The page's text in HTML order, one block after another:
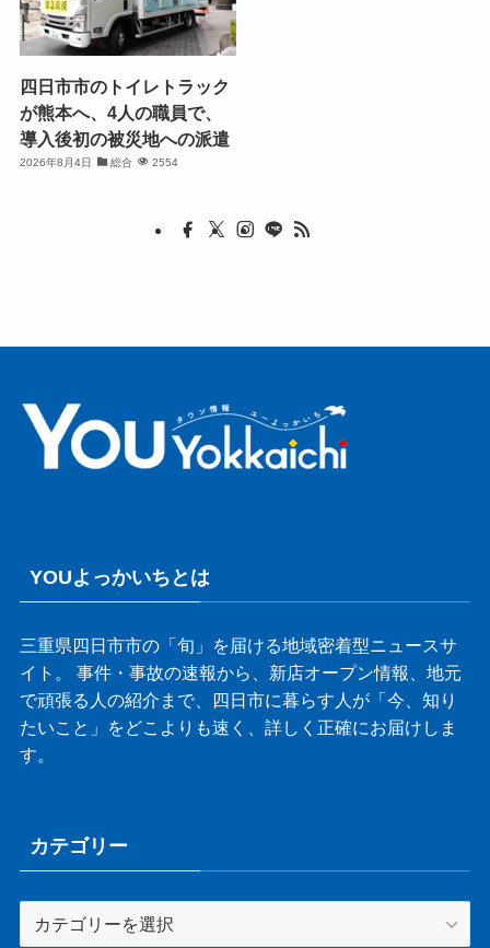
四日市市のトイレトラック
が熊本へ、4人の職員で、
導入後初の被災地への派遣
2026年8月4日 総合 2554
YOUよっかいちとは
三重県四日市市の「旬」を届ける地域密着型ニュースサ
イト。 事件・事故の速報から、新店オープン情報、地元
で頑張る人の紹介まで、四日市に暮らす人が「今、知り
たいこと」をどこよりも速く、詳しく正確にお届けしま
す。
カテゴリー
テ